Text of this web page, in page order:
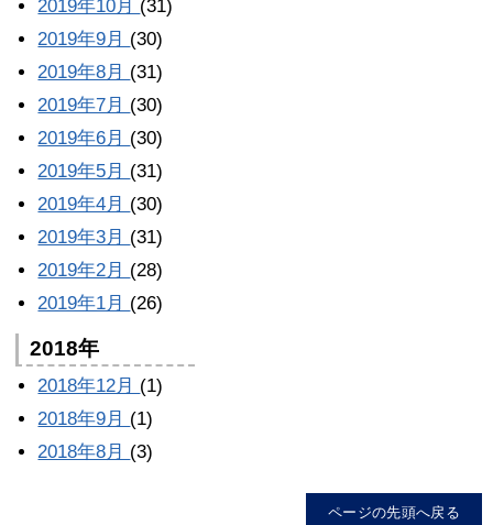
2019年10月 (31)
2019年9月 (30)
2019年8月 (31)
2019年7月 (30)
2019年6月 (30)
2019年5月 (31)
2019年4月 (30)
2019年3月 (31)
2019年2月 (28)
2019年1月 (26)
2018年
2018年12月 (1)
2018年9月 (1)
2018年8月 (3)
ページの先頭へ戻る